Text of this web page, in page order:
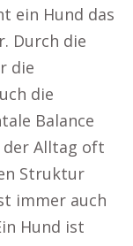
ein Hund das
Durch die
die
die
Balance
der Alltag oft
Struktur
immer auch
Hund ist